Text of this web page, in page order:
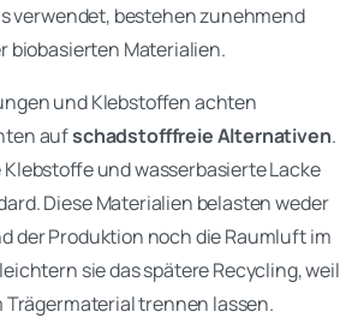
verwendet, bestehen zunehmend
biobasierten Materialien.
und Klebstoffen achten
aufschadstofffreie Alternativen.
und wasserbasierte Lacke
Diese Materialien belasten weder
der Produktion noch die Raumluft im
sie das spätere Recycling, weil
Trägermaterial trennen lassen.